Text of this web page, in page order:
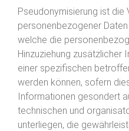
Pseudonymisierung ist die
personenbezogener
welche die
Hinzuziehung zusätzlicher
einer spezifischen
werden können, sofern
Informationen gesondert
technischen und
unterliegen, die